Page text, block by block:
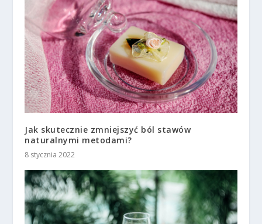
Jak skutecznie zmniejszyć ból stawów
naturalnymi metodami?
8 stycznia 2022